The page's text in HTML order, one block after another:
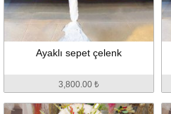
Ayaklı sepet çelenk
3,800.00 ₺